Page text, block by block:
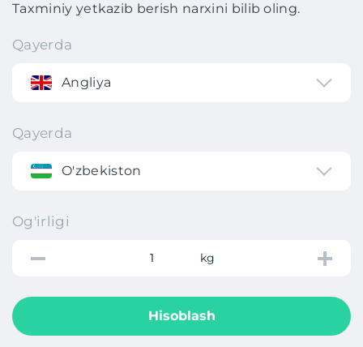
Taxminiy yetkazib berish narxini bilib oling.
Qayerda
Angliya
Qayerda
O'zbekiston
Og'irligi
kg
Hisoblash